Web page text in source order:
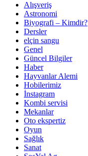
Alışveriş
Astronomi
Biyografi – Kimdir?
Dersler
elçin sangu
Genel
Güncel Bilgiler
Haber
Hayvanlar Alemi
Hobilerimiz
İnstagram
Kombi servisi
Mekanlar
Oto ekspertiz
Oyun
Sağlık
Sanat